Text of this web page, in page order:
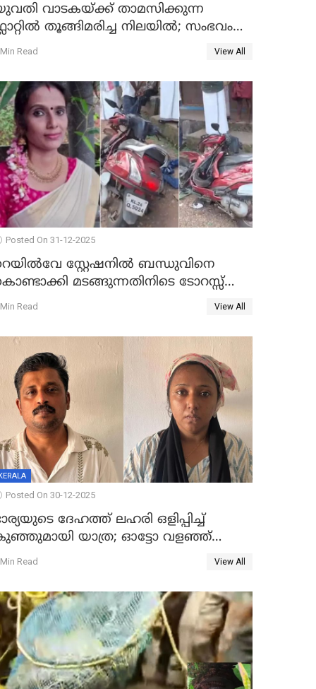
വാടകയ്ക്ക് താമസിക്കുന്ന
തൂങ്ങിമരിച്ച നിലയില്‍; സംഭവം
Read View All
Posted On 31-12-2025
സ്റ്റേഷനിൽ ബന്ധുവിനെ
മടങ്ങുന്നതിനിടെ ടോറസ്സ്
സ്കൂട്ടറിൽ ഇടിച്ചു : യുവതിക്ക്
Read View All
Posted On 30-12-2025
ദേഹത്ത് ലഹരി ഒളിപ്പിച്ച്
യാത്ര; ഓട്ടോ വളഞ്ഞ്
പിടികൂടി പൊലീസ്
Read View All